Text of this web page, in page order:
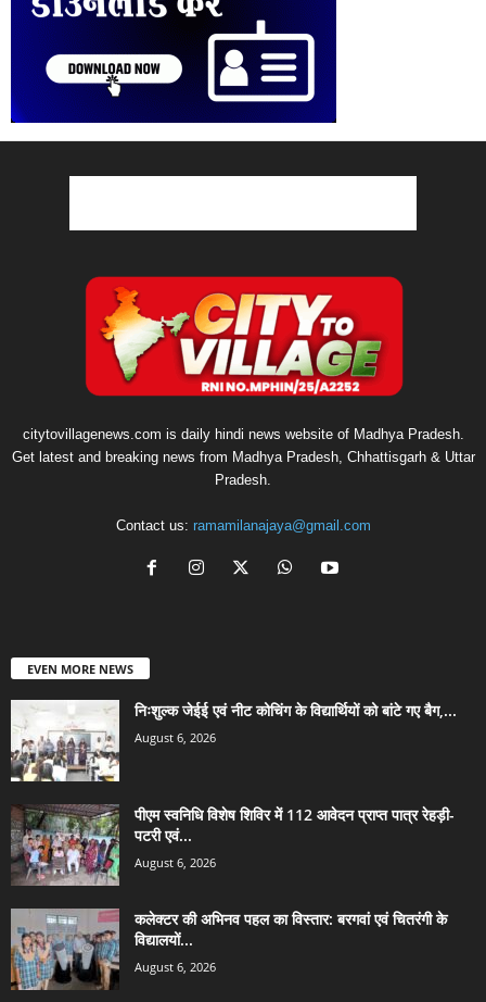
citytovillagenews.com is daily hindi news website of Madhya Pradesh.
Get latest and breaking news from Madhya Pradesh, Chhattisgarh & Uttar
Pradesh.
Contact us: ramamilanajaya@gmail.com
EVEN MORE NEWS
निःशुल्क जेईई एवं नीट कोचिंग के विद्यार्थियों को बांटे गए बैग,...
August 6, 2026
पीएम स्वनिधि विशेष शिविर में 112 आवेदन प्राप्त पात्र रेहड़ी-
पटरी एवं...
August 6, 2026
कलेक्टर की अभिनव पहल का विस्तार: बरगवां एवं चितरंगी के
विद्यालयों...
August 6, 2026